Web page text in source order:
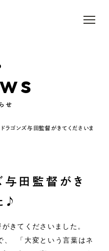
せ
ラゴンズ与田監督がきてくださいました♪
与田監督がき
♪
きてくださいました。
、 「大変という言葉はネ